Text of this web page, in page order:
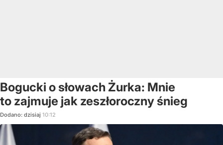
Bogucki o słowach Żurka: Mnie
to zajmuje jak zeszłoroczny śnieg
Dodano: dzisiaj 10:12